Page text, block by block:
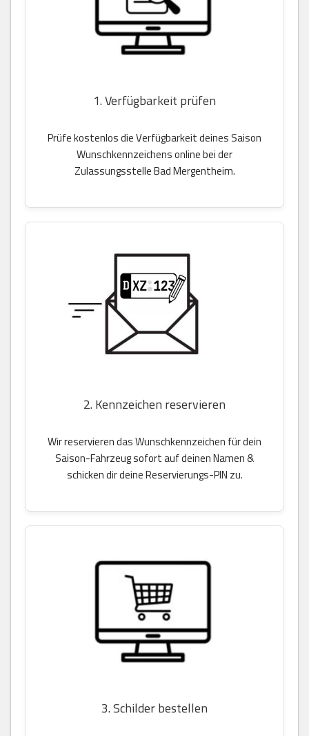
1. Verfügbarkeit prüfen
Prüfe kostenlos die Verfügbarkeit deines Saison
Wunschkennzeichens online bei der
Zulassungsstelle Bad Mergentheim.
2. Kennzeichen reservieren
Wir reservieren das Wunschkennzeichen für dein
Saison-Fahrzeug sofort auf deinen Namen &
schicken dir deine Reservierungs-PIN zu.
3. Schilder bestellen